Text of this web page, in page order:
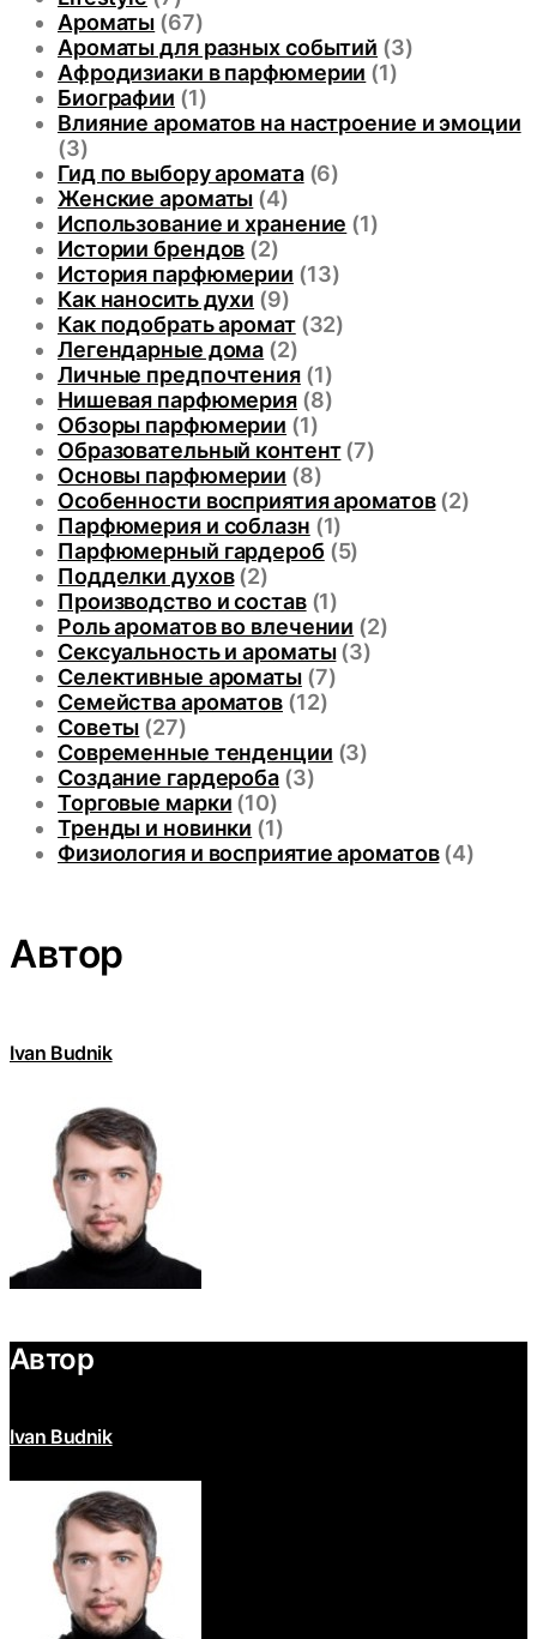
Ароматы (67)
Ароматы для разных событий (3)
Афродизиаки в парфюмерии (1)
Биографии (1)
Влияние ароматов на настроение и эмоции
(3)
Гид по выбору аромата(6)
Женские ароматы (4)
Использование и хранение (1)
Истории брендов (2)
История парфюмерии (13)
Как наносить духи (9)
Как подобрать аромат(32)
Легендарные дома (2)
Личные предпочтения(1)
Нишевая парфюмерия(8)
Обзоры парфюмерии (1)
Образовательный контент(7)
Основы парфюмерии (8)
Особенности восприятия ароматов(2)
Парфюмерия и соблазн (1)
Парфюмерный гардероб (5)
Подделки духов(2)
Производство и состав(1)
Роль ароматов во влечении (2)
Сексуальность и ароматы(3)
Селективные ароматы(7)
Семейства ароматов(12)
Советы (27)
Современные тенденции (3)
Создание гардероба(3)
Торговые марки (10)
Тренды и новинки (1)
Физиология и восприятие ароматов(4)
Автор
Ivan Budnik
Автор
Ivan Budnik